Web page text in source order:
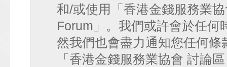
和/或使用「香港金錢服務業
Forum」。我們或許會於任何
然我們也會盡力通知您任何
「香港金錢服務業協會 討論